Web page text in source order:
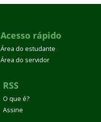
Acesso rápido
Área do estudante
Área do servidor
RSS
O que é?
Assine